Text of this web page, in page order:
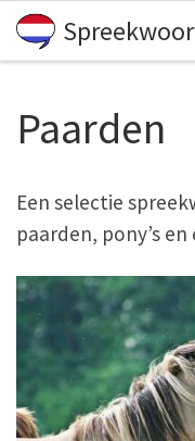
Skip to content
Paarden
Een selectie
paarden, pony’s en